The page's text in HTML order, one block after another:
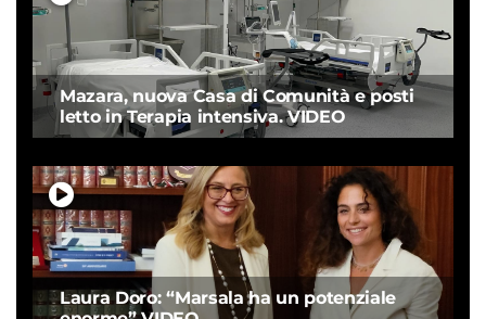
Mazara, nuova Casa di Comunità e posti
letto in Terapia intensiva. VIDEO
Laura Doro: “Marsala ha un potenziale